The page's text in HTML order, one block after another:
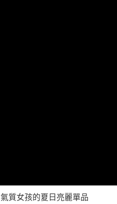
氣質女孩的夏日亮麗單品